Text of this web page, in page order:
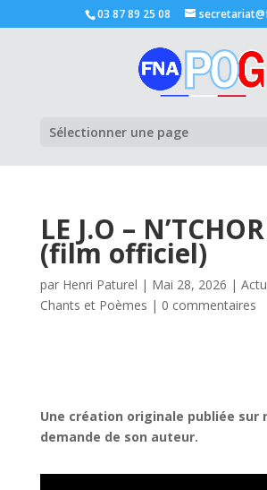
03 87 89 25 08
Sélectionner une page
LE J.O –
(film officiel)
par Henri Paturel | Mai 28, 2026 | Actu
Chants et Poèmes | 0 commentaires
Une création originale publiée sur
demande de son auteur.